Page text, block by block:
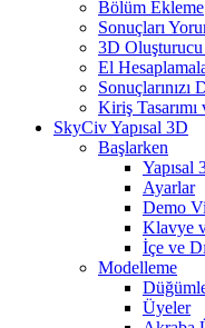
Bölüm Ekleme
Sonuçları
3D Oluşturucu
El
Sonuçlarınızı
Kiriş
SkyCiv Yapısal 3D
Başlarken
Yapısal
Ayarlar
Demo
Klavye
İçe ve
Modelleme
Üyeler